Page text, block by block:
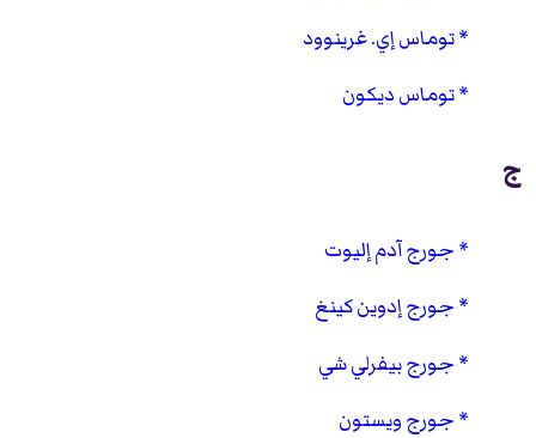
توماس إي. غرينوود
توماس ديكون
ج
جورج آدم إليوت
جورج إدوين كينغ
جورج بيفرلي شي
جورج ويستون